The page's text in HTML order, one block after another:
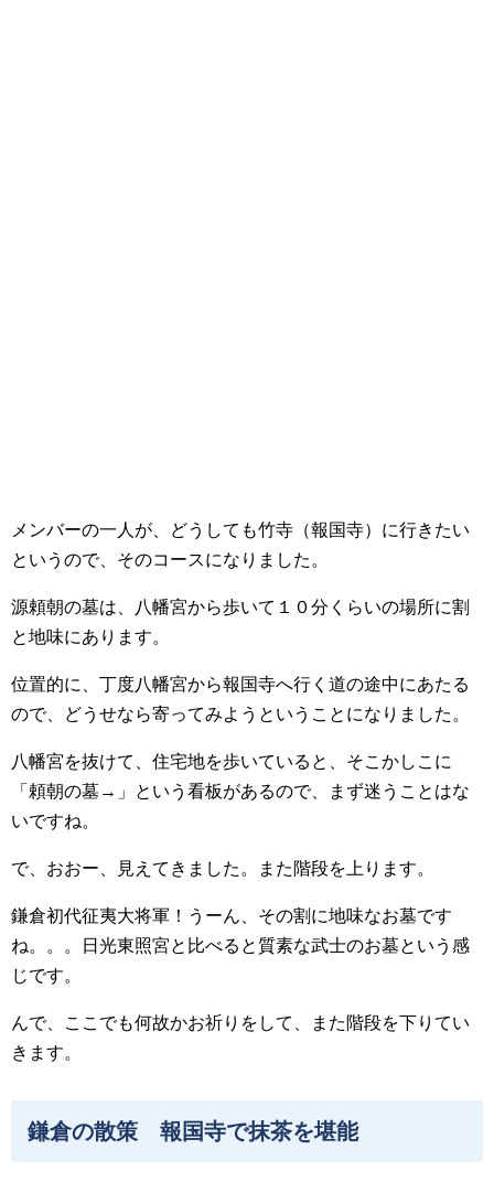
メンバーの一人が、どうしても竹寺（報国寺）に行きたい
というので、そのコースになりました。
源頼朝の墓は、八幡宮から歩いて１０分くらいの場所に割
と地味にあります。
位置的に、丁度八幡宮から報国寺へ行く道の途中にあたる
ので、どうせなら寄ってみようということになりました。
八幡宮を抜けて、住宅地を歩いていると、そこかしこに
「頼朝の墓→」という看板があるので、まず迷うことはな
いですね。
で、おおー、見えてきました。また階段を上ります。
鎌倉初代征夷大将軍！うーん、その割に地味なお墓です
ね。。。日光東照宮と比べると質素な武士のお墓という感
じです。
んで、ここでも何故かお祈りをして、また階段を下りてい
きます。
鎌倉の散策 報国寺で抹茶を堪能